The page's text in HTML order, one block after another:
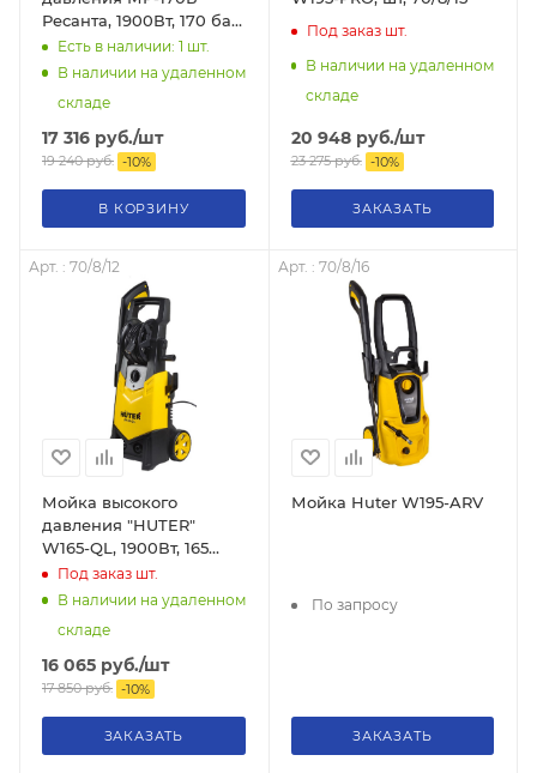
Ресанта, 1900Вт, 170 бар,
(ФОРСУНКИ),
возможность забора
Есть в наличии: 1 шт.
В наличии на удаленном
складе
17 316 руб./шт
19 240руб. -10%
В КОРЗИНУ
Под заказшт.
В наличии на удаленном
складе
20 948руб./шт
23 275руб. -10%
ЗАКАЗАТЬ
Арт. : 70/8/12
Мойка высокого
давления "HUTER"
W165-QL, 1900Вт, 165
бар, возможность
забора воды из бочки,
Под заказ шт.
В наличии на удаленном
складе
16 065 руб./шт
17 850руб. -10%
ЗАКАЗАТЬ
Арт. : 70/8/16
Мойка Huter W195-ARV
По запросу
ЗАКАЗАТЬ